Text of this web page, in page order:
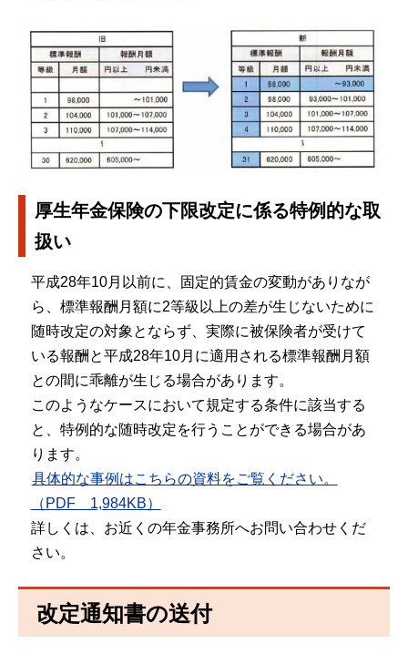
厚生年金保険の下限改定に係る特例的な取
扱い
平成28年10月以前に、固定的賃金の変動がありなが
ら、標準報酬月額に2等級以上の差が生じないために
随時改定の対象とならず、実際に被保険者が受けて
いる報酬と平成28年10月に適用される標準報酬月額
との間に乖離が生じる場合があります。
このようなケースにおいて規定する条件に該当する
と、特例的な随時改定を行うことができる場合があ
ります。
具体的な事例はこちらの資料をご覧ください。
（PDF 1,984KB）
詳しくは、お近くの年金事務所へお問い合わせくだ
さい。
改定通知書の送付